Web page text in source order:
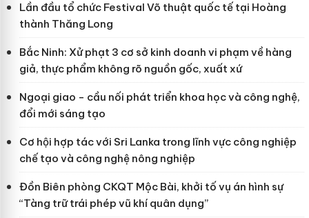
Lần đầu tổ chức Festival Võ thuật quốc tế tại Hoàng
thành Thăng Long
Bắc Ninh: Xử phạt 3 cơ sở kinh doanh vi phạm về hàng
giả, thực phẩm không rõ nguồn gốc, xuất xứ
Ngoại giao - cầu nối phát triển khoa học và công nghệ,
đổi mới sáng tạo
Cơ hội hợp tác với Sri Lanka trong lĩnh vực công nghiệp
chế tạo và công nghệ nông nghiệp
Đồn Biên phòng CKQT Mộc Bài, khởi tố vụ án hình sự
“Tàng trữ trái phép vũ khí quân dụng”